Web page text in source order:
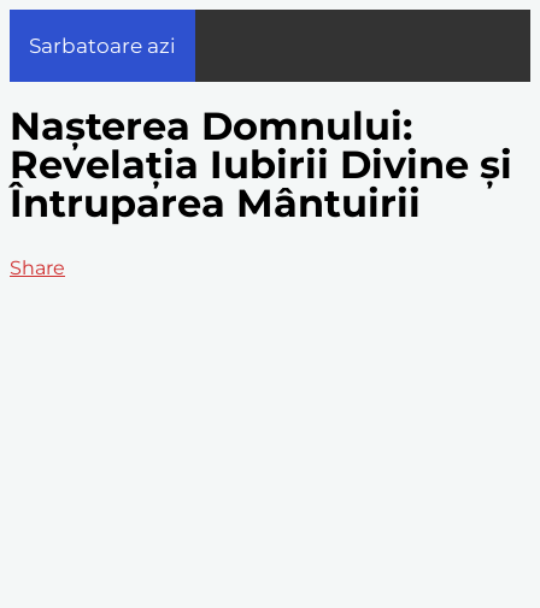
Sarbatoare azi
Nașterea Domnului:
Revelația Iubirii Divine și
Întruparea Mântuirii
Share